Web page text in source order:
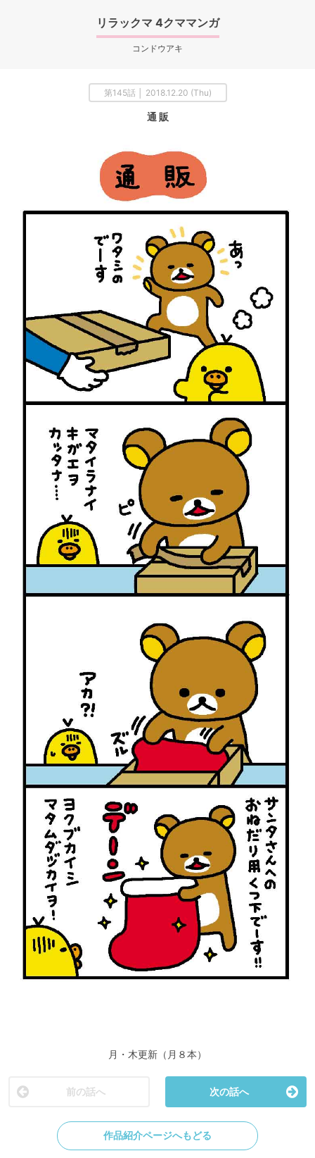
リラックマ 4クママンガ
コンドウアキ
第145話 │ 2018.12.20 (Thu)
通 販
月・木更新（月８本）
前の話へ 次の話へ
作品紹介ページへもどる